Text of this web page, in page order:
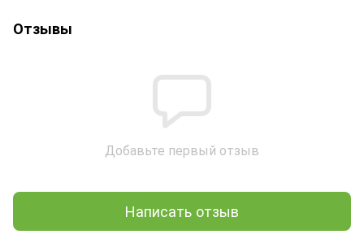
Отзывы
Добавьте первый отзыв
Написать отзыв